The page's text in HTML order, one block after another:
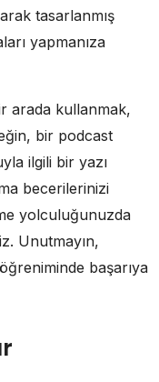
tasarlanmış
yapmanıza
arada kullanmak,
bir podcast
ilgili bir yazı
becerilerinizi
yolculuğunuzda
Unutmayın,
başarıya